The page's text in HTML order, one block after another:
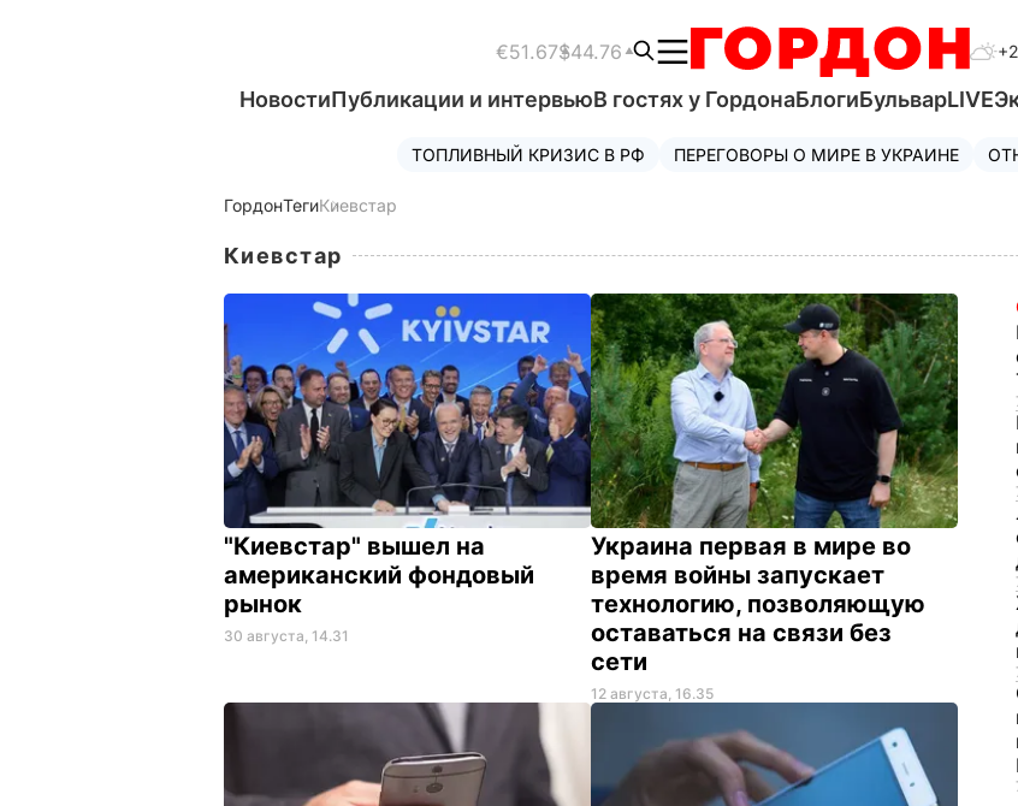
€51.67$44.76
НовостиПубликации и интервьюВ гостях у ГордонаБлогиБульварLIVE
ТОПЛИВНЫЙ КРИЗИС В РФ ПЕРЕГОВОРЫ О МИРЕ В УКРАИНЕ
ГордонТегиКиевстар
Киевстар
"Киевстар" вышел на
американский фондовый
рынок
30 августа, 14.31
Украина первая в мире во
время войны запускает
технологию, позволяющую
оставаться на связи без
сети
12 августа, 16.35